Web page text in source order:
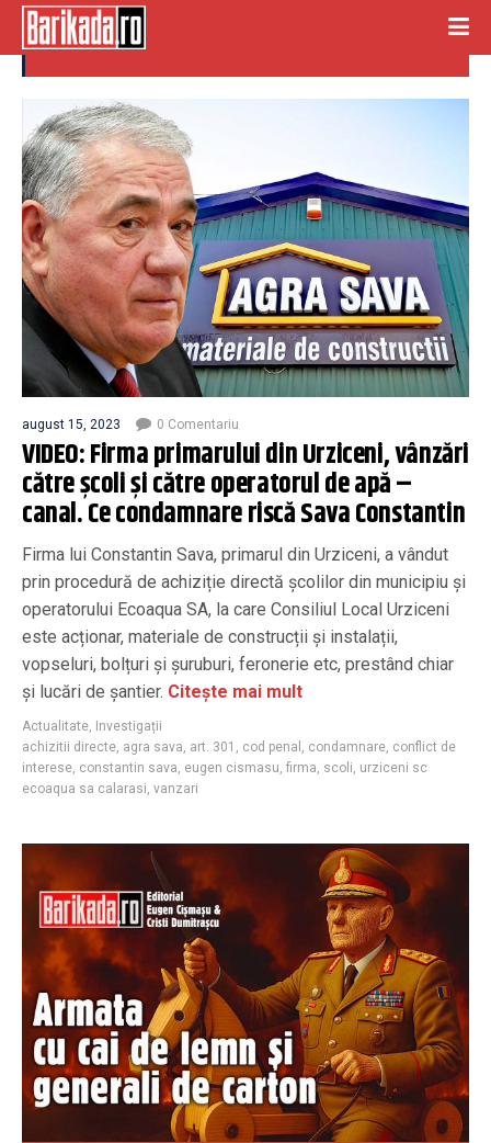
conflict de interese
august 15, 2023 0 Comentariu
VIDEO: Firma primarului din Urziceni, vânzări
către școli și către operatorul de apă –
canal. Ce condamnare riscă Sava Constantin
Firma lui Constantin Sava, primarul din Urziceni, a vândut
prin procedură de achiziție directă școlilor din municipiu și
operatorului Ecoaqua SA, la care Consiliul Local Urziceni
este acționar, materiale de construcții și instalații,
vopseluri, bolțuri și șuruburi, feronerie etc, prestând chiar
și lucări de șantier. Citește mai mult
Actualitate, Investigații
achizitii directe, agra sava, art. 301 , cod penal , condamnare, conflict de
interese, constantin sava, eugen cismasu, firma, scoli, urziceni sc
ecoaqua sa calarasi, vanzari